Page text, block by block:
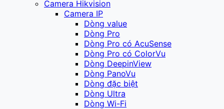
Camera Hikvision
Camera IP
Dòng value
Dòng Pro
Dòng Pro có AcuSense
Dòng Pro có ColorVu
Dòng DeepinView
Dòng PanoVu
Dòng đặc biệt
Dòng Ultra
Dòng Wi-Fi